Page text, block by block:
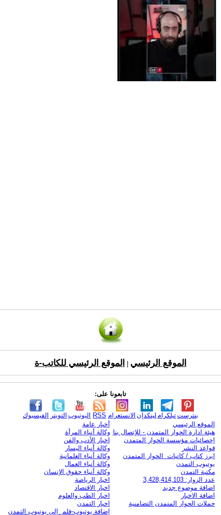
الموقع الرئيسي الموقع الرئيسي للكاتب-ة
تابعونا على:
الفيسبوك التويتر اليوتيوب RSS الانستغرام لينكدإن تيلكرامبنترست
الموقع الرئيسي
هيئة ادارة الحوار المتمدن - للإتصال بنا
إحصائيات مؤسسة الحوار المتمدن
قواعد النشر
ابرز كتاب / كاتبات الحوار المتمدن
يوتيوب التمدن
مكتبة التمدن
عدد الزوار: 3,428,414,103
اضافة موضوع جديد
اضافة الاخبار
حملات الحوار المتمدن التضامنية
أخبار عامة
وكالة أنباء المرأة
اخبار الأدب والفن
وكالة أنباء اليسار
وكالة أنباء العلمانية
وكالة أنباء العمال
وكالة أنباء حقوق الإنسان
اخبار الرياضة
اخبار الاقتصاد
اخبار الطب والعلوم
اخبار التمدن
إضافة يوتيوب-فلم إلى يوتيوب التمدن